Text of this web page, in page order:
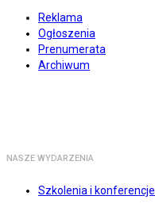
Reklama
Ogłoszenia
Prenumerata
Archiwum
NASZE WYDARZENIA
Szkolenia i konferencje